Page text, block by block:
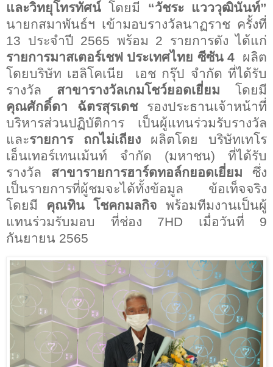
และวิทยุโทรทัศน์ โดยมี “วัชระ แวววุฒินันท์”
นายกสมาพันธ์ฯ เข้ามอบรางวัลนาฏราช ครั้งที่
13 ประจำปี 2565 พร้อม 2 รายการดัง ได้แก่
รายการมาสเตอร์เชฟ ประเทศไทย ซีซัน4 ผลิต
โดยบริษัท เฮลิโคเนีย
เอช กรุ๊ป จำกัด ที่ได้รับ
รางวัล สาขารางวัลเกมโชว์ยอดเยี่ยม โดยมี
คุณศักดิ์ดา ฉัตรสุรเดชรองประธานเจ้าหน้าที่
บริหารส่วนปฏิบัติการ เป็นผู้แทนร่วมรับรางวัล
และรายการ ถกไม่เถียง ผลิตโดย บริษัทเทโร
เอ็นเทอร์เทนเม้นท์ จำกัด (มหาชน) ที่ได้รับ
รางวัล สาขารายการฮาร์ดทอล์กยอดเยี่ยม ซึ่ง
เป็นรายการที่ผู้ชมจะได้ทั้งข้อมูล ข้อเท็จจริง
โดยมี คุณทิน โชคกมลกิจ พร้อมทีมงานเป็นผู้
แทนร่วมรับมอบ ที่ช่อง 7HD เมื่อวันที่ 9
กันยายน 2565